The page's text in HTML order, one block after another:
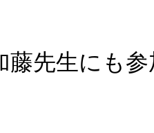
藤先生にも